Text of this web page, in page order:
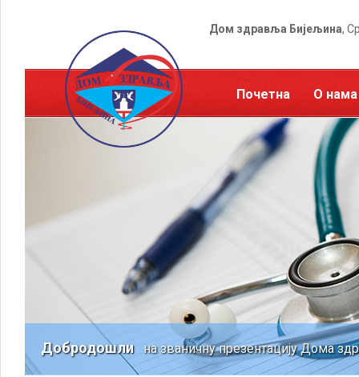
Дом здравља Бијељина,
Почетна О нама
Добродошлина званичну презентацију Дома